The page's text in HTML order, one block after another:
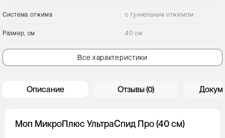
Система отжима с туннельным отжимом
Размер, см 40 см
Все характеристики
Описание Отзывы (0)
Моп МикроПлюс УльтраСпид Про (40 см)